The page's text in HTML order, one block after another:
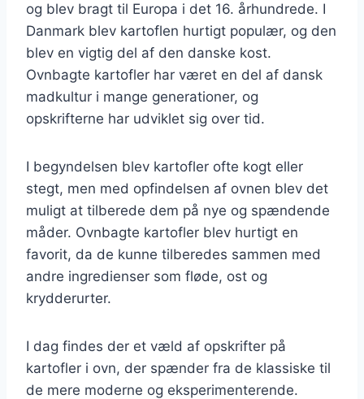
og blev bragt til Europa i det 16. århundrede. I
Danmark blev kartoflen hurtigt populær, og den
blev en vigtig del af den danske kost.
Ovnbagte kartofler har været en del af dansk
madkultur i mange generationer, og
opskrifterne har udviklet sig over tid.
I begyndelsen blev kartofler ofte kogt eller
stegt, men med opfindelsen af ovnen blev det
muligt at tilberede dem på nye og spændende
måder. Ovnbagte kartofler blev hurtigt en
favorit, da de kunne tilberedes sammen med
andre ingredienser som fløde, ost og
krydderurter.
I dag findes der et væld af opskrifter på
kartofler i ovn, der spænder fra de klassiske til
de mere moderne og eksperimenterende.